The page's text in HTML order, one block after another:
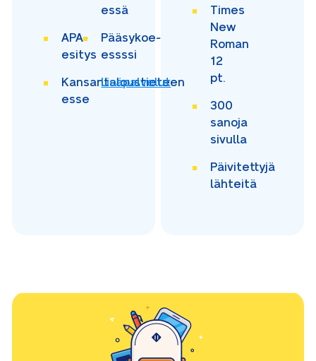
essä
APA-
esitys
Pääsykoe-
essssi
Kansantaloustieteen
esse
Lisäpalvelut
Times
New
Roman
12
pt.
300
sanoja
sivulla
Päivitettyjä
lähteitä